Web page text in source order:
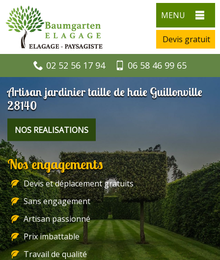
MENU
Devis gratuit
02 52 56 17 94 06 58 46 99 65
Artisan jardinier taille de haie Guillonville
28140
NOS REALISATIONS
Nos engagements
Devis et déplacement gratuits
Sans engagement
Artisan passionné
Prix imbattable
Travail de qualité